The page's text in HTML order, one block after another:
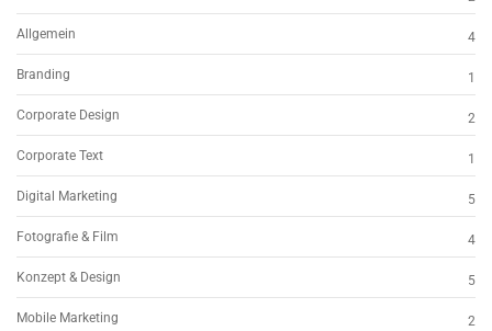
Allgemein 4
Branding 1
Corporate Design 2
Corporate Text 1
Digital Marketing 5
Fotografie & Film 4
Konzept & Design 5
Mobile Marketing 2